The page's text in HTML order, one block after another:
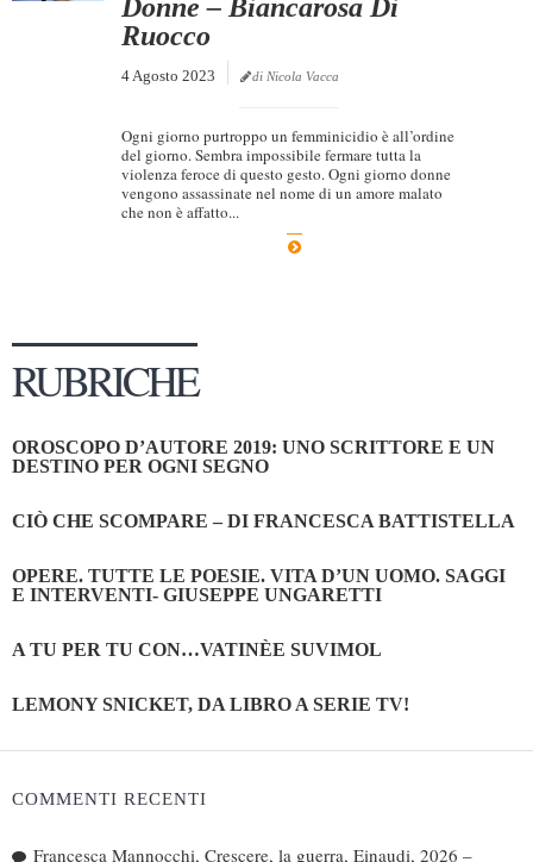
Donne – Biancarosa Di
Ruocco
4 Agosto 2023 di Nicola Vacca
Ogni giorno purtroppo un femminicidio è all’ordine
del giorno. Sembra impossibile fermare tutta la
violenza feroce di questo gesto. Ogni giorno donne
vengono assassinate nel nome di un amore malato
che non è affatto...
RUBRICHE
OROSCOPO D’AUTORE 2019: UNO SCRITTORE E UN
DESTINO PER OGNI SEGNO
CIÒ CHE SCOMPARE – DI FRANCESCA BATTISTELLA
OPERE. TUTTE LE POESIE. VITA D’UN UOMO. SAGGI
E INTERVENTI- GIUSEPPE UNGARETTI
A TU PER TU CON…VATINÈE SUVIMOL
LEMONY SNICKET, DA LIBRO A SERIE TV!
COMMENTI RECENTI
Francesca Mannocchi, Crescere, la guerra, Einaudi, 2026 –